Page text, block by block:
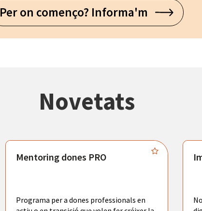
Per on començo? Informa'm
Novetats
Mentoring dones PRO
Programa per a dones professionals en